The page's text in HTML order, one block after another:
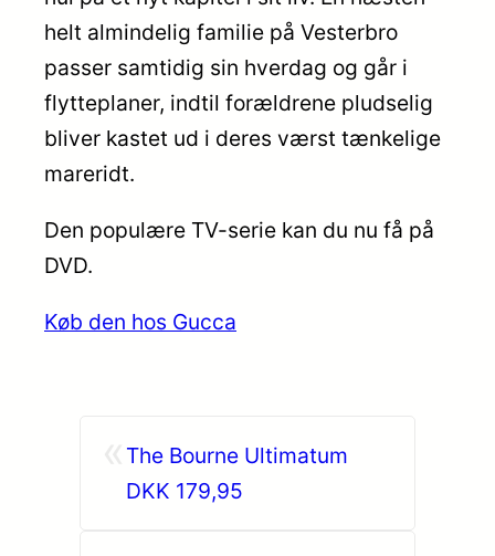
helt almindelig familie på Vesterbro
passer samtidig sin hverdag og går i
flytteplaner, indtil forældrene pludselig
bliver kastet ud i deres værst tænkelige
mareridt.
Den populære TV-serie kan du nu få på
DVD.
Køb den hos Gucca
The Bourne Ultimatum
DKK 179,95